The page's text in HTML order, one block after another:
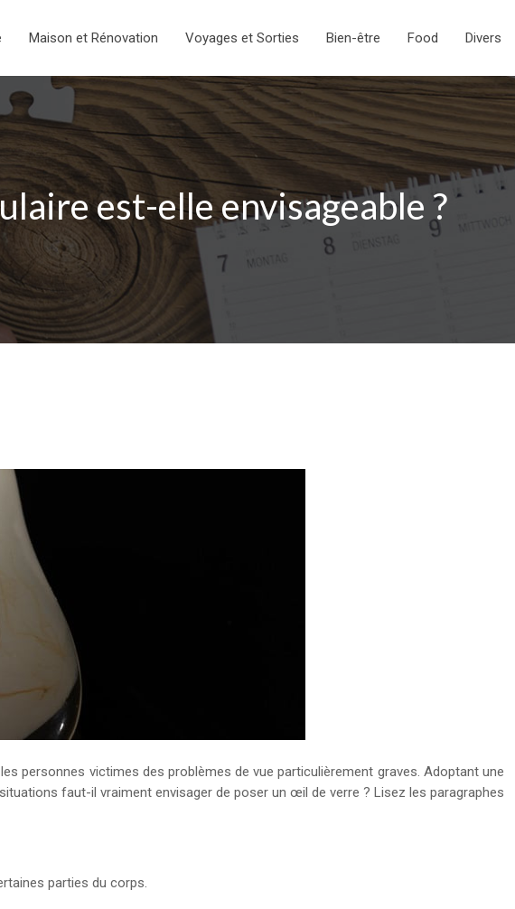
Maison et Rénovation Voyages et Sorties Bien-être Food Divers
est-elle envisageable ?
personnes victimes des problèmes de vue particulièrement graves. Adoptant une
faut-il vraiment envisager de poser un œil de verre ? Lisez les paragraphes
parties du corps.